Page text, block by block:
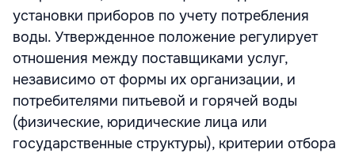
установки приборов по учету потребления
воды. Утвержденное положение регулирует
отношения между поставщиками услуг,
независимо от формы их организации, и
потребителями питьевой и горячей воды
(физические, юридические лица или
государственные структуры), критерии отбора